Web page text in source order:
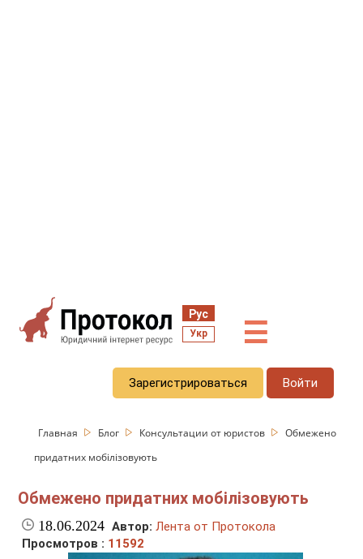
Рус
Укр ☰
Зарегистрироваться Войти
Главная Блог Консультации от юристов
Обмежено
придатних мобілізовують
Обмежено придатних мобілізовують
18.06.2024 Автор: Лента от Протокола
Просмотров : 11592